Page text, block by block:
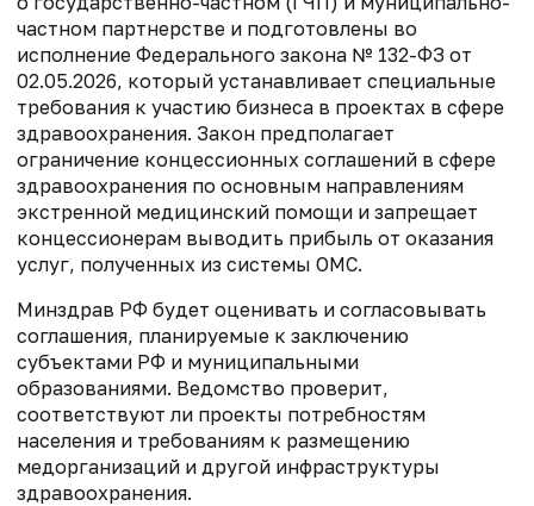
частном партнерстве и подготовлены во
исполнение Федерального закона № 132-ФЗ от
02.05.2026, который устанавливает специальные
требования к участию бизнеса в проектах в сфере
здравоохранения. Закон предполагает
ограничение концессионных соглашений в сфере
здравоохранения по основным направлениям
экстренной медицинский помощи и запрещает
концессионерам выводить прибыль от оказания
услуг, полученных из системы ОМС.
Минздрав РФ будет оценивать и согласовывать
соглашения, планируемые к заключению
субъектами РФ и муниципальными
образованиями. Ведомство проверит,
соответствуют ли проекты потребностям
населения и требованиям к размещению
медорганизаций и другой инфраструктуры
здравоохранения.